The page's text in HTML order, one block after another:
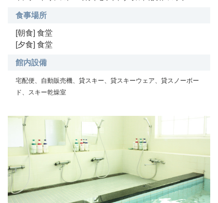
食事場所
[朝食] 食堂
[夕食] 食堂
館内設備
宅配便、自動販売機、貸スキー、貸スキーウェア、貸スノーボー
ド、スキー乾燥室